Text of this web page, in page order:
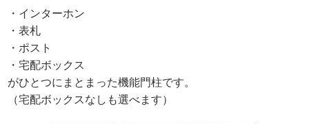
・インターホン
・表札
・ポスト
・宅配ボックス
がひとつにまとまった機能門柱です。
（宅配ボックスなしも選べます）